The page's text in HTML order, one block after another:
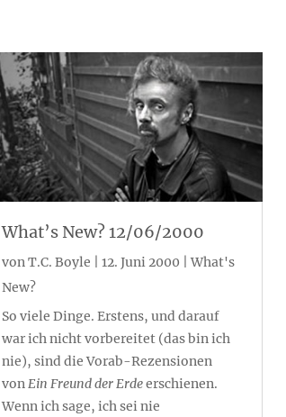
What’s New? 12/06/2000
vonT.C. Boyle 12. Juni 2000 |What's
New?
So viele Dinge. Erstens, und darauf
war ich nicht vorbereitet (das bin ich
nie), sind die Vorab-Rezensionen
vonEin Freund der Erdeerschienen.
Wenn ich sage, ich sei nie